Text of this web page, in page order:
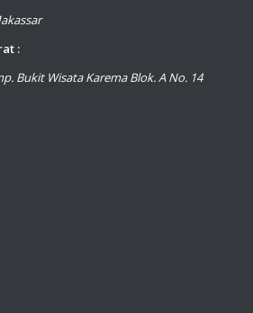
:
Bukit Wisata Karema Blok. A No. 14